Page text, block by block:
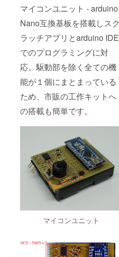
マイコンユニット - arduino
Nano互換基板を搭載しスク
ラッチアプリとarduino IDE
でのプログラミングに対
応。駆動部を除く全ての機
能が１個にまとまっている
ため、市販の工作キットへ
の搭載も簡単です。
マイコンユニット